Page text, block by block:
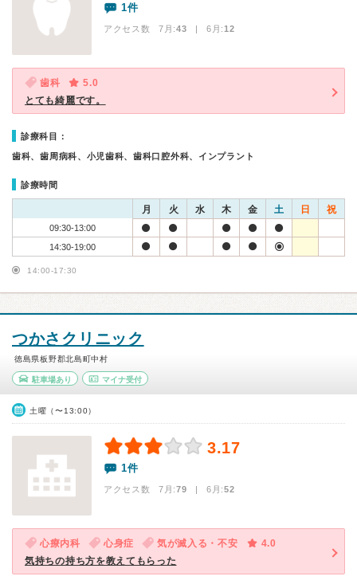
1件
アクセス数 7月:43 | 6月:12
歯科
5.0
とても綺麗です。
診療科目：
歯科、歯周病科、小児歯科、歯科口腔外科、インプラント
診療時間
月 火 水 木 金 土 日 祝
09:30-13:00
14:30-19:00
14:00-17:30
つかさクリニック
徳島県板野郡北島町中村
駐車場あり マイナ受付
土曜（〜13:00）
3.17
1件
アクセス数 7月:79 | 6月:52
心療内科 心身症 気が滅入る・不安
4.0
気持ちの持ち方を教えてもらった